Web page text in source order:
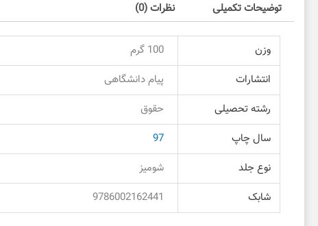
توضیحات تکمیلی نظرات (0)
وزن
100 گرم
انتشارات
پیام دانشگاهی
رشته تحصیلی
حقوق
سال چاپ
97
نوع جلد
شومیز
شابک
9786002162441